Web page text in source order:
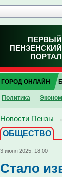
ПЕРВЫЙ
ПЕНЗЕНСКИЙ
ПОРТАЛ
ГОРОД ОНЛАЙН
Политика
Новости Пензы →
ОБЩЕСТВО
3 июня 2025, 18:00
Стало